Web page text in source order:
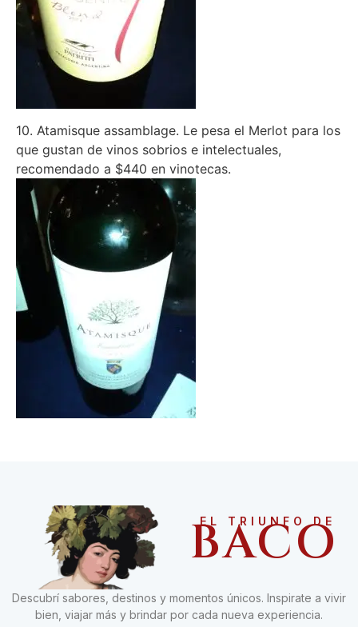
10. Atamisque assamblage. Le pesa el Merlot para los
que gustan de vinos sobrios e intelectuales,
recomendado a $440 en vinotecas.
EL TRIUNFO DE
BACO
Descubrí sabores, destinos y momentos únicos. Inspirate a vivir
bien, viajar más y brindar por cada nueva experiencia.